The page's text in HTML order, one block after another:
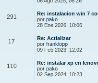
291
Re: instalacion win 7
por pako
28 Ene 2026, 10:06
17
Re: Actializar
por franklopp
09 Feb 2023, 12:02
110
Re: instalar xp en
por pako
02 Sep 2024, 10:23